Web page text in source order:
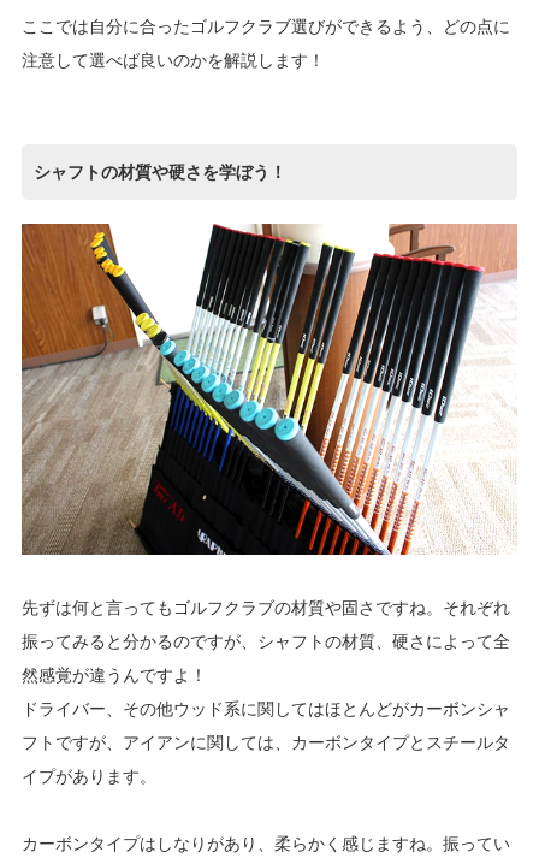
ここでは自分に合ったゴルフクラブ選びができるよう、どの点に
注意して選べば良いのかを解説します！
シャフトの材質や硬さを学ぼう！
先ずは何と言ってもゴルフクラブの材質や固さですね。それぞれ
振ってみると分かるのですが、シャフトの材質、硬さによって全
然感覚が違うんですよ！
ドライバー、その他ウッド系に関してはほとんどがカーボンシャ
フトですが、アイアンに関しては、カーボンタイプとスチールタ
イプがあります。
カーボンタイプはしなりがあり、柔らかく感じますね。振ってい